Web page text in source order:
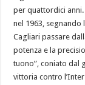
per quattordici
nel 1963, segnando
Cagliari passare
potenza e la
tuono”, coniato dal
vittoria contro